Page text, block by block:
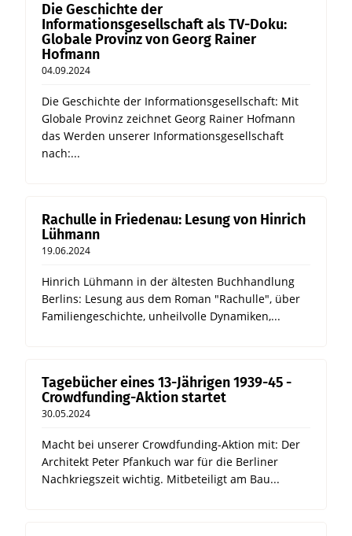
Die Geschichte der
Informationsgesellschaft als TV-Doku:
Globale Provinz von Georg Rainer
Hofmann
04.09.2024
Die Geschichte der Informationsgesellschaft: Mit
Globale Provinz zeichnet Georg Rainer Hofmann
das Werden unserer Informationsgesellschaft
nach:...
Rachulle in Friedenau: Lesung von Hinrich
Lühmann
19.06.2024
Hinrich Lühmann in der ältesten Buchhandlung
Berlins: Lesung aus dem Roman "Rachulle", über
Familiengeschichte, unheilvolle Dynamiken,...
Tagebücher eines 13-Jährigen 1939-45 -
Crowdfunding-Aktion startet
30.05.2024
Macht bei unserer Crowdfunding-Aktion mit: Der
Architekt Peter Pfankuch war für die Berliner
Nachkriegszeit wichtig. Mitbeteiligt am Bau...